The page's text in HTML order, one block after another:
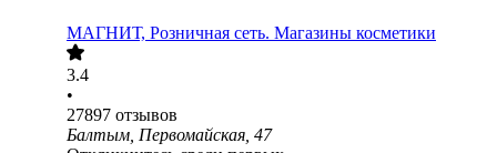
МАГНИТ, Розничная сеть. Магазины косметики
3.4
•
27897 отзывов
Балтым, Первомайская, 47